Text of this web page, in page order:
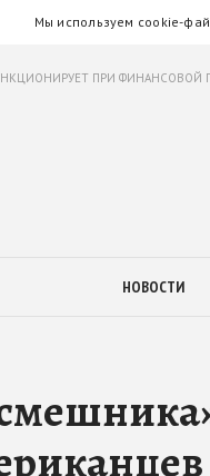
Мы используем cookie-
ПРИ ФИНАНСОВОЙ
НОВОСТИ